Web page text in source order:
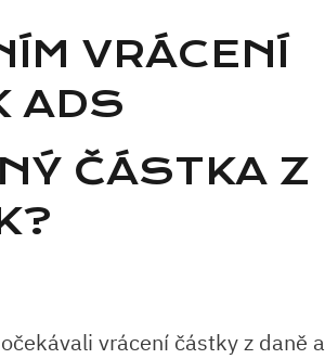
VRÁCENÍ
ADS
ČÁSTKA Z
vrácení částky z daně a